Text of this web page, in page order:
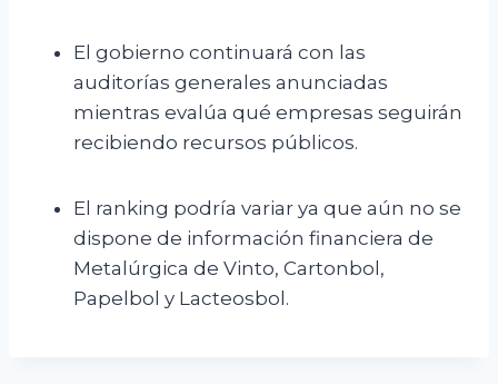
El gobierno continuará con las
auditorías generales anunciadas
mientras evalúa qué empresas seguirán
recibiendo recursos públicos.
El ranking podría variar ya que aún no se
dispone de información financiera de
Metalúrgica de Vinto, Cartonbol,
Papelbol y Lacteosbol.